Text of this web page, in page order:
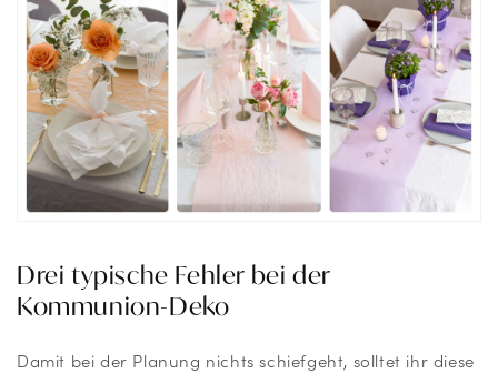
Drei typische Fehler bei der
Kommunion-Deko
Damit bei der Planung nichts schiefgeht, solltet ihr diese